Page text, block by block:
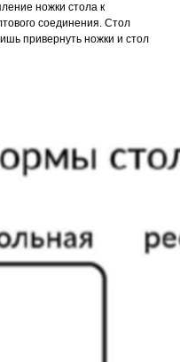
ножки стола к
соединения. Стол
привернуть ножки и стол